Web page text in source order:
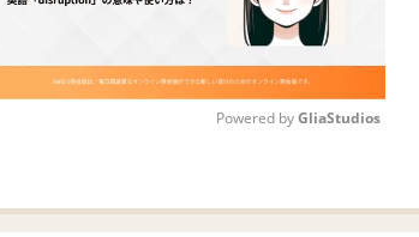
Powered by GliaStudios